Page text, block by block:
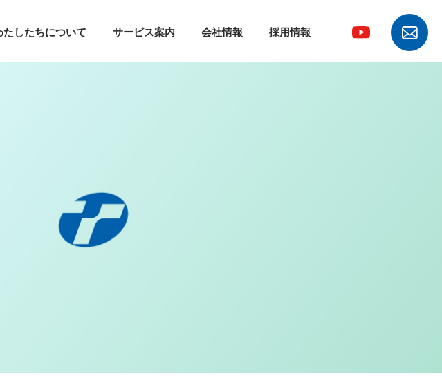
たしたちについて サービス案内 会社情報 採用情報